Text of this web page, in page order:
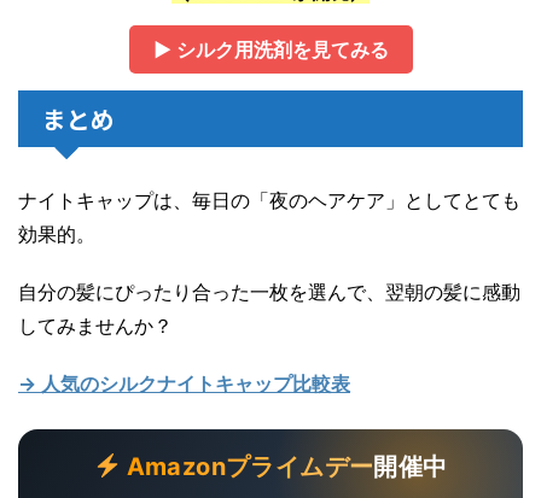
▶ シルク用洗剤を見てみる
まとめ
ナイトキャップは、毎日の「夜のヘアケア」としてとても
効果的。
自分の髪にぴったり合った一枚を選んで、翌朝の髪に感動
してみませんか？
→ 人気のシルクナイトキャップ比較表
Amazonプライムデー開催中